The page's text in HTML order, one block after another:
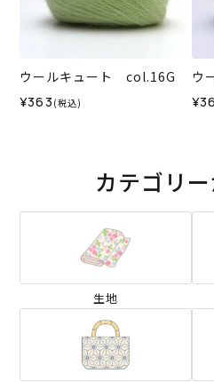
ウールキュート col.16G
¥363 (税込)
ウ
カテゴリ
生地